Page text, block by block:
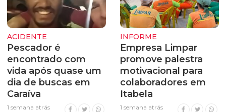
ACIDENTE
Pescador é
encontrado com
vida após quase um
dia de buscas em
Caraíva
1 semana atrás
INFORME
Empresa Limpar
promove palestra
motivacional para
colaboradores em
Itabela
1 semana atrás